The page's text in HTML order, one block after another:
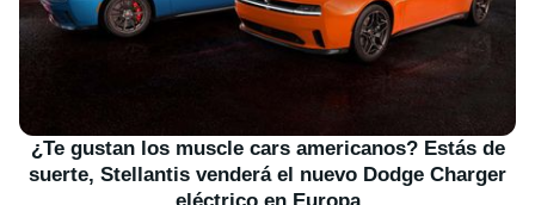
¿Te gustan los muscle cars americanos? Estás de
suerte, Stellantis venderá el nuevo Dodge Charger